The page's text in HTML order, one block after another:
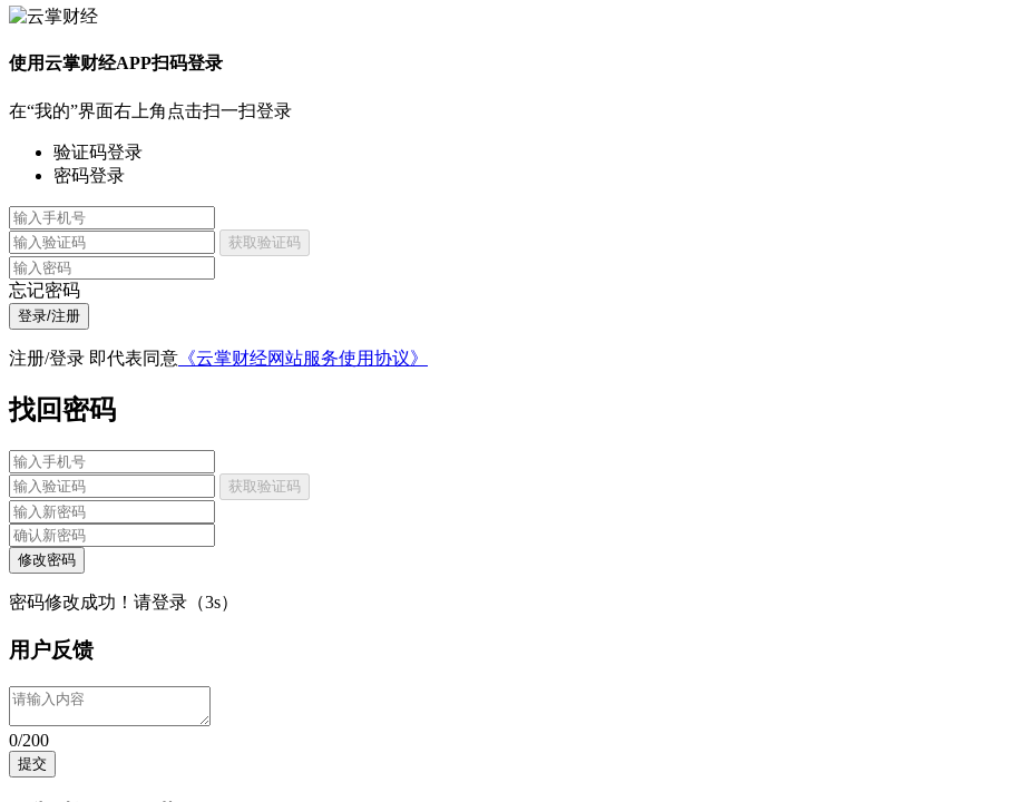
使用云掌财经APP扫码登录
在“我的”界面右上角点击扫一扫登录
验证码登录
密码登录
获取验证码
忘记密码
登录/注册
注册/登录 即代表同意 《云掌财经网站服务使用协议》
找回密码
获取验证码
修改密码
密码修改成功！请登录（3s）
用户反馈
0/200
提交